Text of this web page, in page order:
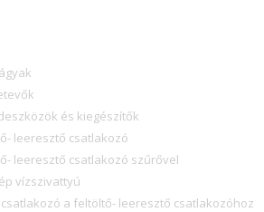
és kiegészítők
leeresztő csatlakozó
leeresztő csatlakozó szűrővel
vízszivattyú
a feltöltő- leeresztő csatlakozóhoz